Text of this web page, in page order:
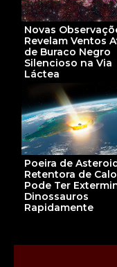
Novas
Revelam Ventos
de Buraco Negro
Silencioso na Via
Láctea
Poeira de
Retentora de
Pode Ter
Dinossauros
Rapidamente